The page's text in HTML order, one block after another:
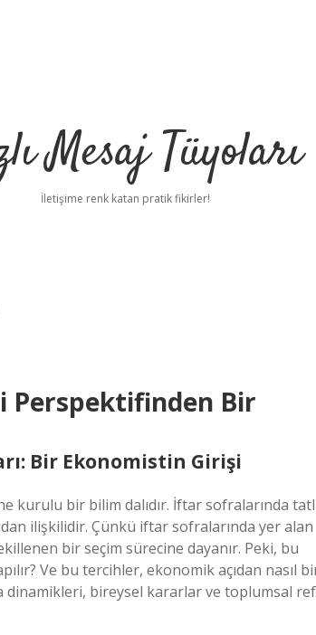
Mesaj Tüyoları
İletişime renk katan pratik fikirler!
Perspektifinden Bir
Bir Ekonomistin Girişi
kurulu bir bilim dalıdır. İftar sofralarında
ilişkilidir. Çünkü iftar sofralarında yer alan
bir seçim sürecine dayanır. Peki, bu
Ve bu tercihler, ekonomik açıdan nasıl
dinamikleri, bireysel kararlar ve toplumsal